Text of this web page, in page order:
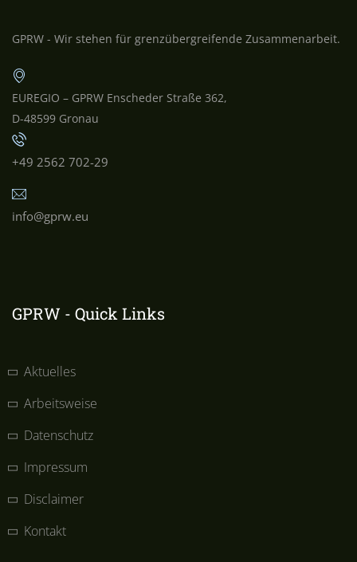
GPRW - Wir stehen für grenzübergreifende Zusammenarbeit.
EUREGIO – GPRW Enscheder Straße 362,
D-48599 Gronau
+49 2562 702-29
info@gprw.eu
GPRW - Quick Links
Aktuelles
Arbeitsweise
Datenschutz
Impressum
Disclaimer
Kontakt